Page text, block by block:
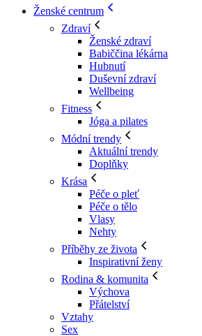
Ženské centrum
Zdraví
Ženské zdraví
Babiččina lékárna
Hubnutí
Duševní zdraví
Wellbeing
Fitness
Jóga a pilates
Módní trendy
Aktuální trendy
Doplňky
Krása
Péče o pleť
Péče o tělo
Vlasy
Nehty
Příběhy ze života
Inspirativní ženy
Rodina & komunita
Výchova
Přátelství
Vztahy
Sex